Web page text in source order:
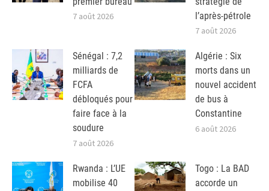
7 août 2026
l’après-pétrole
7 août 2026
Sénégal : 7,2
milliards de
FCFA
débloqués pour
faire face à la
soudure
7 août 2026
Algérie : Six
morts dans un
nouvel accident
de bus à
Constantine
6 août 2026
Rwanda : L’UE
mobilise 40
Togo : La BAD
accorde un